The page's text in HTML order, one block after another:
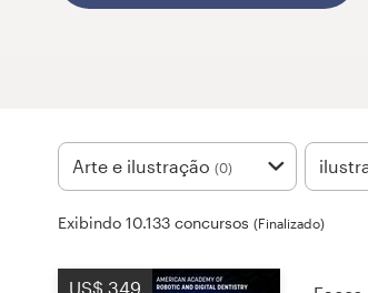
Arte e ilustração (0)
Exibindo 10.133 concursos (Finalizado)
US$ 349